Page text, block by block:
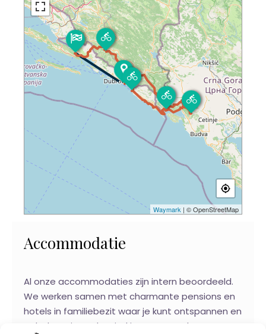
Waymark | © OpenStreetMap
Accommodatie
Al onze accommodaties zijn intern beoordeeld.
We werken samen met charmante pensions en
hotels in familiebezit waar je kunt ontspannen en
opladen. Hieronder vind je een aantal